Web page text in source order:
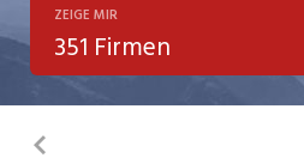
ZEIGE MIR
351 Firmen